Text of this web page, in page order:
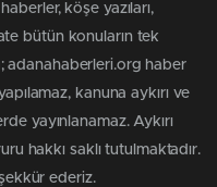
köşe yazıları,
bütün konuların tek
haber
kanuna aykırı ve
yayınlanamaz. Aykırı
hakkı saklı tutulmaktadır.
ederiz.